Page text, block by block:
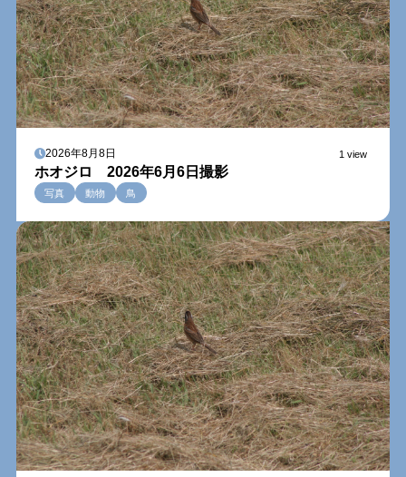
2026年8月8日 1 view
ホオジロ 2026年6月6日撮影
写真 動物 鳥